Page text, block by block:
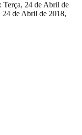
Terça, 24 de Abril de
24 de Abril de 2018,